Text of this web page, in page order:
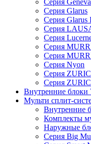
Серия
Серия Glarus
Серия Glarus
Серия
Серия
Серия
Серия
Серия Nyon
Серия
Серия
Внутренние блоки
Мульти сплит-
Внутренние
Комплекты
Наружные
Серия Big